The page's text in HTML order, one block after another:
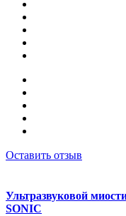
Оставить отзыв
Ультразвуковой
SONIC